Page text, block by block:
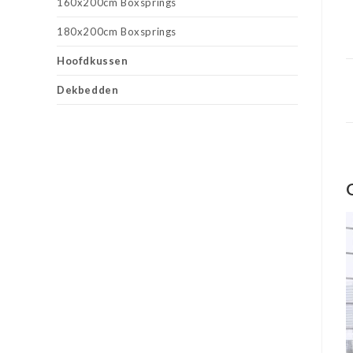
180x200cm Boxsprings
Hoofdkussen
Dekbedden